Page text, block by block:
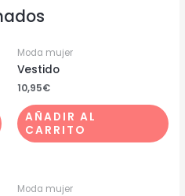
Moda mujer
Vestido
10,95€
AÑADIR AL
CARRITO
Moda mujer